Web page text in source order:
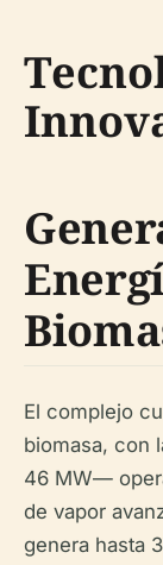
El complejo
biomasa, con
46 MW—
de vapor
genera hasta